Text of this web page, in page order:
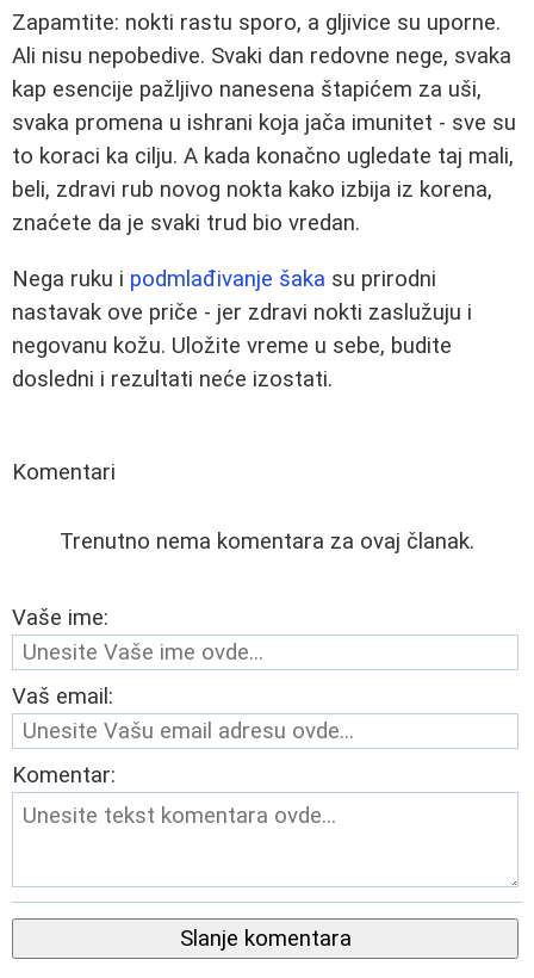
Zapamtite: nokti rastu sporo, a gljivice su uporne.
Ali nisu nepobedive. Svaki dan redovne nege, svaka
kap esencije pažljivo nanesena štapićem za uši,
svaka promena u ishrani koja jača imunitet - sve su
to koraci ka cilju. A kada konačno ugledate taj mali,
beli, zdravi rub novog nokta kako izbija iz korena,
znaćete da je svaki trud bio vredan.
Nega ruku i podmlađivanje šaka su prirodni
nastavak ove priče - jer zdravi nokti zaslužuju i
negovanu kožu. Uložite vreme u sebe, budite
dosledni i rezultati neće izostati.
Komentari
Trenutno nema komentara za ovaj članak.
Vaše ime:
Vaš email:
Komentar:
Slanje komentara